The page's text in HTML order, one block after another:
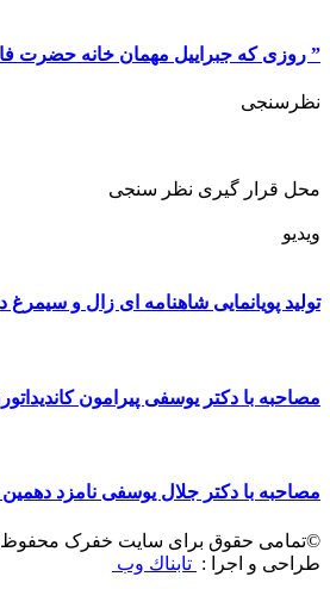
” روزی که جبراییل مهمان خانه حضرت
نظرسنجی
محل قرار گیری نظر سنجی
ویدیو
تولید پویانمایی شاهنامه ای زال و
مصاحبه با دکتر یوسفی پیرامون
مصاحبه با دکتر جلال یوسفی نامزد
©تمامی حقوق برای سایت خفرک محفوظ
طراحی و اجرا : تابناك وب